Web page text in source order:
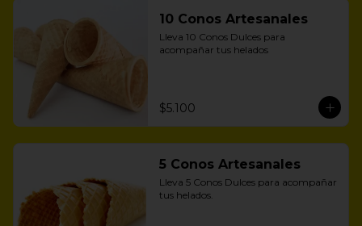
10 Conos Artesanales
Lleva 10 Conos Dulces para
acompañar tus helados
$5.100
5 Conos Artesanales
Lleva 5 Conos Dulces para acompañar
tus helados.